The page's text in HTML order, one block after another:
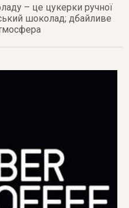
– це цукерки ручної
шоколад; дбайливе